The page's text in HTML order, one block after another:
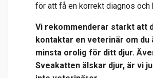
för att få en korrekt diagnos och
Vi rekommenderar starkt att
kontaktar en veterinär om du
minsta orolig för ditt djur.
Sveakatten älskar djur, är vi